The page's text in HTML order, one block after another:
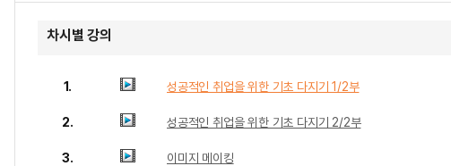
차시별 강의
1. 성공적인 취업을 위한 기초 다지기 1/2부
2. 성공적인 취업을 위한 기초 다지기 2/2부
3. 이미지 메이킹